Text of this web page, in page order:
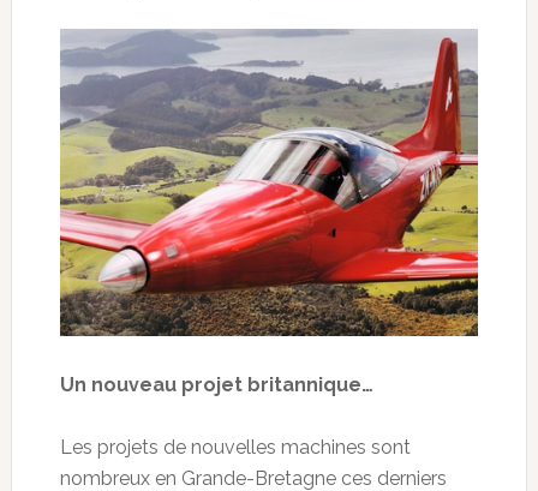
Un nouveau projet britannique…
Les projets de nouvelles machines sont
nombreux en Grande-Bretagne ces derniers